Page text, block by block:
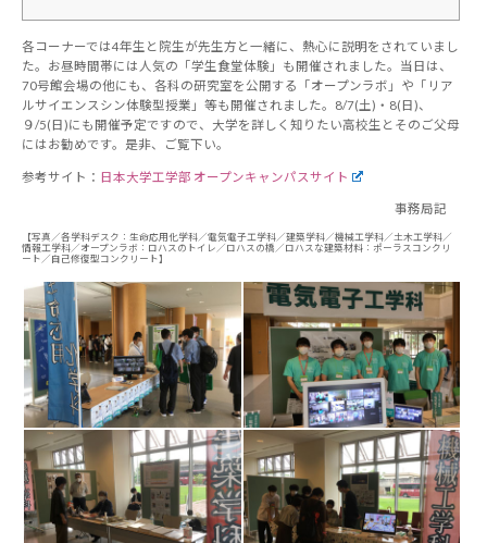
各コーナーでは4年生と院生が先生方と一緒に、熱心に説明をされていまし
た。お昼時間帯には人気の「学生食堂体験」も開催されました。当日は、
70号館会場の他にも、各科の研究室を公開する「オープンラボ」や「リア
ルサイエンスシン体験型授業」等も開催されました。8/7(土)・8(日)、
９/5(日)にも開催予定ですので、大学を詳しく知りたい高校生とそのご父母
にはお勧めです。是非、ご覧下い。
参考サイト： 日本大学工学部 オープンキャンパスサイト
事務局記
【写真／各学科デスク：生命応用化学科／電気電子工学科／建築学科／機械工学科／土木工学科／
情報工学科／オープンラボ：ロハスのトイレ／ロハスの橋／ロハスな建築材料：ポーラスコンクリ
ート／自己修復型コンクリート】